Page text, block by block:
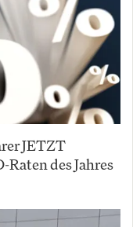
JETZT
Raten des Jahres